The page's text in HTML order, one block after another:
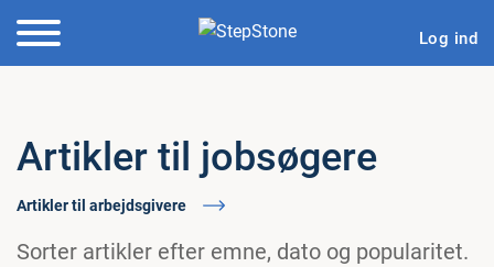
Log ind
Artikler til jobsøgere
Artikler til arbejdsgivere
Sorter artikler efter emne, dato og popularitet.